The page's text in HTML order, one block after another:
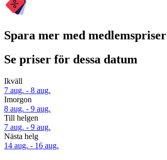
Spara mer med medlemspriser
Se priser för dessa datum
Ikväll
7 aug. - 8 aug.
Imorgon
8 aug. - 9 aug.
Till helgen
7 aug. - 9 aug.
Nästa helg
14 aug. - 16 aug.